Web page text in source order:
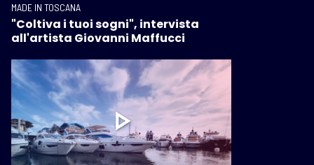
MADE IN TOSCANA
"Coltiva i tuoi sogni", intervista
all'artista Giovanni Maffucci